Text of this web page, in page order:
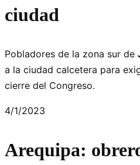
ciudad
Pobladores de la zona sur de
a la ciudad calcetera para
cierre del Congreso.
4/1/2023
Arequipa: